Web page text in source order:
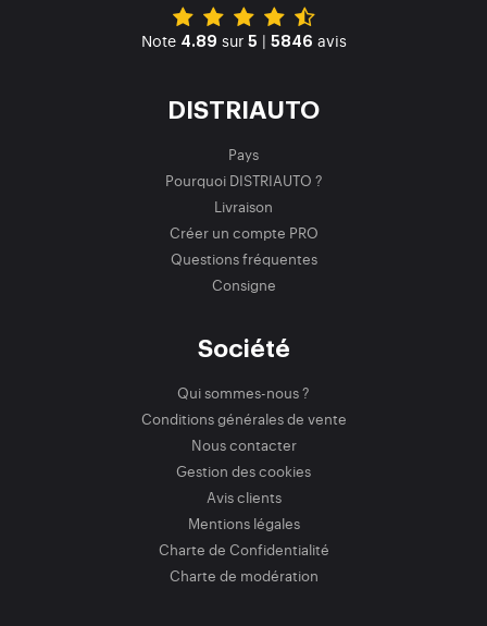
Note 4.89 sur 5 | 5846 avis
DISTRIAUTO
Pays
Pourquoi DISTRIAUTO ?
Livraison
Créer un compte PRO
Questions fréquentes
Consigne
Société
Qui sommes-nous ?
Conditions générales de vente
Nous contacter
Gestion des cookies
Avis clients
Mentions légales
Charte de Confidentialité
Charte de modération